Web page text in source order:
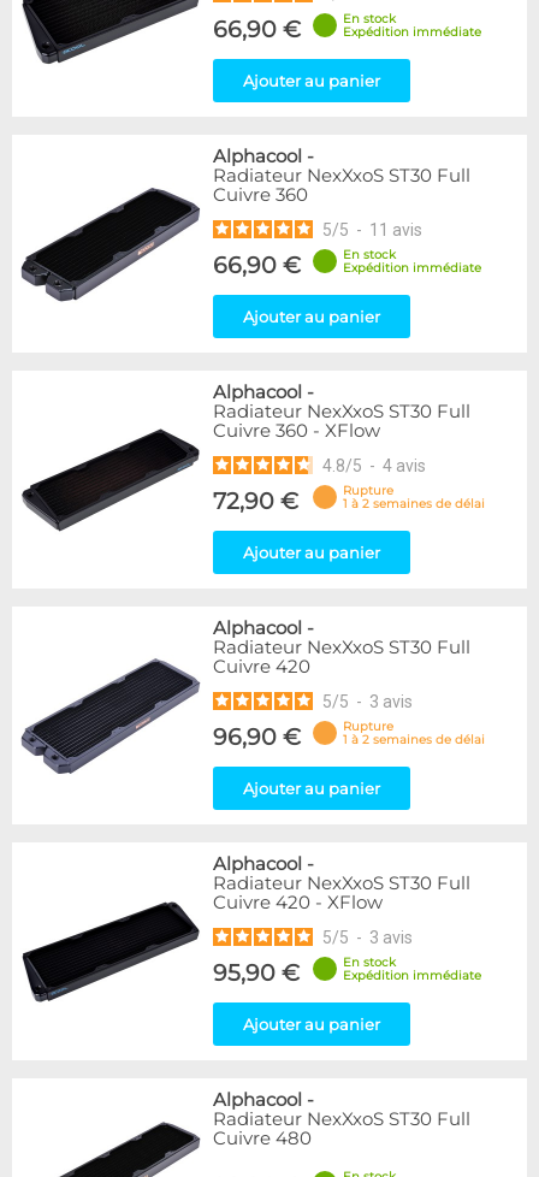
66,90 €
En stock
Expédition immédiate
Ajouter au panier
Alphacool -
Radiateur NexXxoS ST30 Full
Cuivre 360
5/5 - 11 avis
66,90 €
En stock
Expédition immédiate
Ajouter au panier
Alphacool -
Radiateur NexXxoS ST30 Full
Cuivre 360 - XFlow
4.8/5 - 4 avis
72,90 €
Rupture
1 à 2 semaines de délai
Ajouter au panier
Alphacool -
Radiateur NexXxoS ST30 Full
Cuivre 420
5/5 - 3 avis
96,90 €
Rupture
1 à 2 semaines de délai
Ajouter au panier
Alphacool -
Radiateur NexXxoS ST30 Full
Cuivre 420 - XFlow
5/5 - 3 avis
95,90 €
En stock
Expédition immédiate
Ajouter au panier
Alphacool -
Radiateur NexXxoS ST30 Full
Cuivre 480